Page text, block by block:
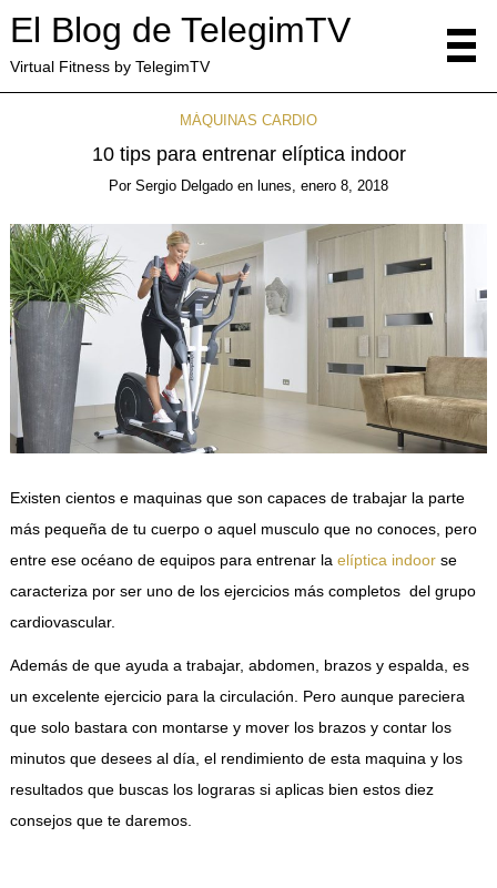
El Blog de TelegimTV
Virtual Fitness by TelegimTV
MÁQUINAS CARDIO
10 tips para entrenar elíptica indoor
Por Sergio Delgado en lunes, enero 8, 2018
Existen cientos e maquinas que son capaces de trabajar la parte
más pequeña de tu cuerpo o aquel musculo que no conoces, pero
entre ese océano de equipos para entrenar la elíptica indoorse
caracteriza por ser uno de los ejercicios más completos del grupo
cardiovascular.
Además de que ayuda a trabajar, abdomen, brazos y espalda, es
un excelente ejercicio para la circulación. Pero aunque pareciera
que solo bastara con montarse y mover los brazos y contar los
minutos que desees al día, el rendimiento de esta maquina y los
resultados que buscas los lograras si aplicas bien estos diez
consejos que te daremos.